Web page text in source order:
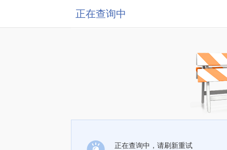
正在查询中
正在查询中，请刷新重试